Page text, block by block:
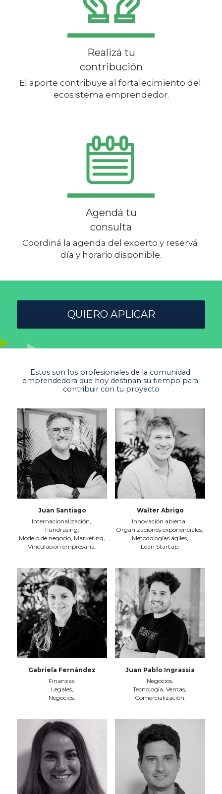
Realizá tu
contribución
El aporte contribuye al fortalecimiento del
ecosistema emprendedor.
Agendá tu
consulta
Coordiná la agenda del experto y reservá
día y horario disponible.
QUIERO APLICAR
Estos son los profesionales de la comunidad
emprendedora que hoy destinan su tiempo para
contribuir con tu proyecto
Juan Santiago
Internacionalización,
Fundrasing,
Modelo de negocio, Marketing,
Vinculación empresaria.
Walter Abrigo
Innovación abierta,
Organizaciones exponenciales,
Metodologías ágiles,
Lean Startup.
Gabriela Fernández
Finanzas,
Legales,
Negocios.
Juan Pablo Ingrassia
Negocios,
Tecnología, Ventas,
Comercialización.